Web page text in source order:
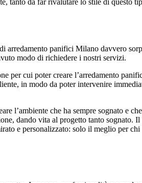
tanto da far rivalutare lo stile di questo
arredamento panifici Milano davvero
modo di richiedere i nostri servizi.
per cui poter creare l’arredamento
in modo da poter intervenire
l’ambiente che ha sempre sognato e che
dando vita al progetto tanto sognato.
e personalizzato: solo il meglio per chi